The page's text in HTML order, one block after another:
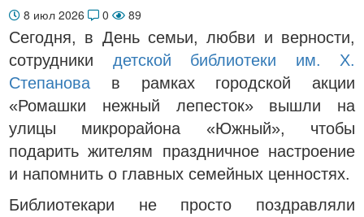
8 июл 2026 0 89
Сегодня, в День семьи, любви и верности,
сотрудники детской библиотеки им. Х.
Степанова в рамках городской акции
«Ромашки нежный лепесток» вышли на
улицы микрорайона «Южный», чтобы
подарить жителям праздничное настроение
и напомнить о главных семейных ценностях.
Библиотекари не просто поздравляли